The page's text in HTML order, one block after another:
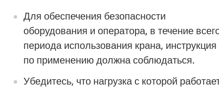
Для обеспечения безопасности
оборудования и оператора, в течение
периода использования крана, инструкция
по применению должна соблюдаться.
Убедитесь, что нагрузка с которой